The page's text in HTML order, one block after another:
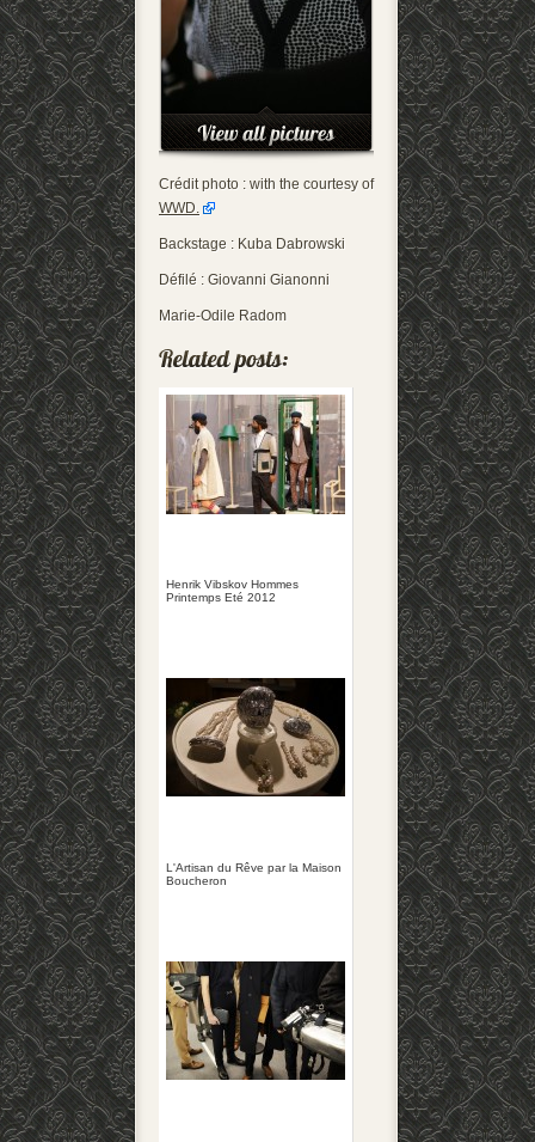
Crédit photo : with the courtesy of
WWD.
Backstage : Kuba Dabrowski
Défilé : Giovanni Gianonni
Marie-Odile Radom
Henrik Vibskov Hommes
Printemps Eté 2012
L'Artisan du Rêve par la Maison
Boucheron